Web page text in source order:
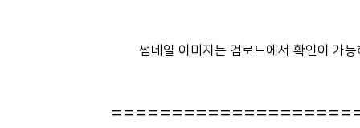
썸네일 이미지는 검로드에서 확인이 가능